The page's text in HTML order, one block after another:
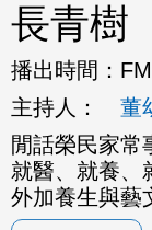
長青樹
播出時間：
主持人：
董
閒話榮民家常
就醫、就養、
外加養生與藝